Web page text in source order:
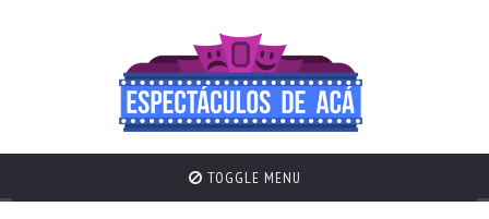
TOGGLE MENU